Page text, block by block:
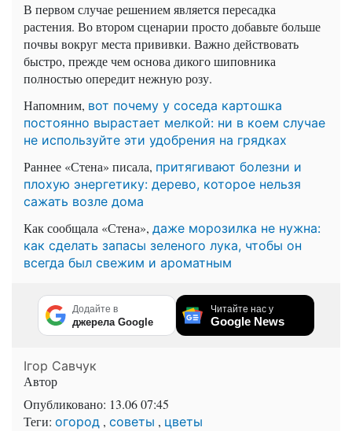
В первом случае решением является пересадка
растения. Во втором сценарии просто добавьте больше
почвы вокруг места прививки. Важно действовать
быстро, прежде чем основа дикого шиповника
полностью опередит нежную розу.
Напомним, вот почему у соседа картошка
постоянно вырастает мелкой: ни в коем случае
не используйте эти удобрения на грядках
Раннее «Стена» писала, притягивают болезни и
плохую энергетику: дерево, которое нельзя
сажать возле дома
Как сообщала «Стена», даже морозилка не нужна:
как сделать запасы зеленого лука, чтобы он
всегда был свежим и ароматным
Додайте в
джерела Google
Читайте нас у
Google News
Ігор Савчук
Автор
Опубликовано: 13.06 07:45
Теги: огород , советы , цветы